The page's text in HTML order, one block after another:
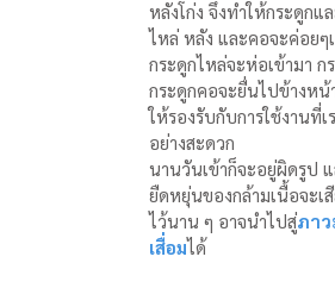
หลังโก่ง จึงทำให้กระดูกแ
ไหล่ หลัง และคอจะค่อยๆ
กระดูกไหล่จะห่อเข้ามา ก
กระดูกคอจะยื่นไปข้างหน้
ให้รองรับกับการใช้งานที่เ
อย่างสะดวก
นานวันเข้าก็จะอยู่ผิดรูป
ยืดหยุ่นของกล้ามเนื้อจะเ
ไว้นาน ๆ อาจนำไปสู่ภาว
เสื่อมได้